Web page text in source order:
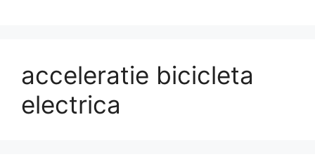
acceleratie bicicleta
electrica